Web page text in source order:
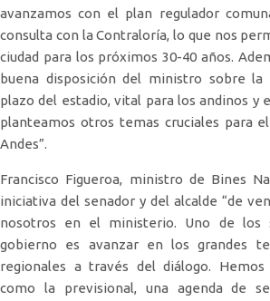
avanzamos con el plan regulador
consulta con la Contraloría, lo que nos
ciudad para los próximos 30-40 años.
buena disposición del ministro sobre la
plazo del estadio, vital para los andinos y
planteamos otros temas cruciales para
Andes”.
Francisco Figueroa, ministro de Bines
iniciativa del senador y del alcalde “de
nosotros en el ministerio. Uno de los
gobierno es avanzar en los grandes
regionales a través del diálogo.
como la previsional, una agenda de